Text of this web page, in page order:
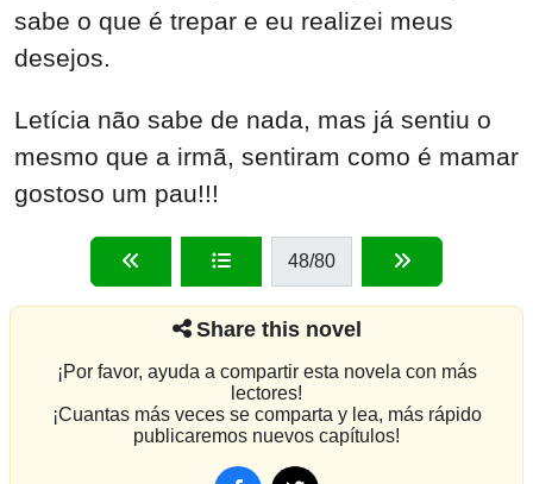
sabe o que é trepar e eu realizei meus
desejos.
Letícia não sabe de nada, mas já sentiu o
mesmo que a irmã, sentiram como é mamar
gostoso um pau!!!
48/80
Share this novel
¡Por favor, ayuda a compartir esta novela con más
lectores!
¡Cuantas más veces se comparta y lea, más rápido
publicaremos nuevos capítulos!